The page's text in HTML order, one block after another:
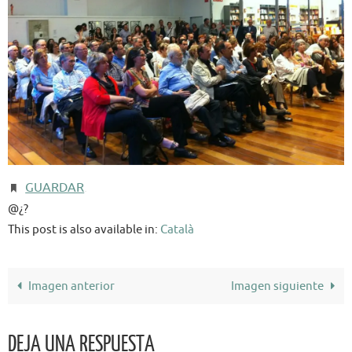
GUARDAR
@¿?
This post is also available in: Català
Imagen anterior Imagen siguiente
DEJA UNA RESPUESTA